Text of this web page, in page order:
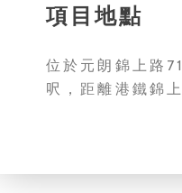
項目地點
位於元朗錦上路
呎，距離港鐵錦